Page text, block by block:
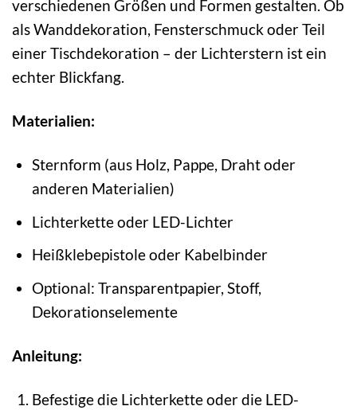
verschiedenen Größen und Formen gestalten. Ob
als Wanddekoration, Fensterschmuck oder Teil
einer Tischdekoration – der Lichterstern ist ein
echter Blickfang.
Materialien:
Sternform (aus Holz, Pappe, Draht oder
anderen Materialien)
Lichterkette oder LED-Lichter
Heißklebepistole oder Kabelbinder
Optional: Transparentpapier, Stoff,
Dekorationselemente
Anleitung:
Befestige die Lichterkette oder die LED-